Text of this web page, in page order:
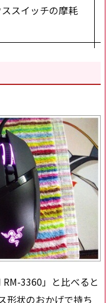
スイッチの摩耗
RM-3360」と比べると
形状のおかげで持ち